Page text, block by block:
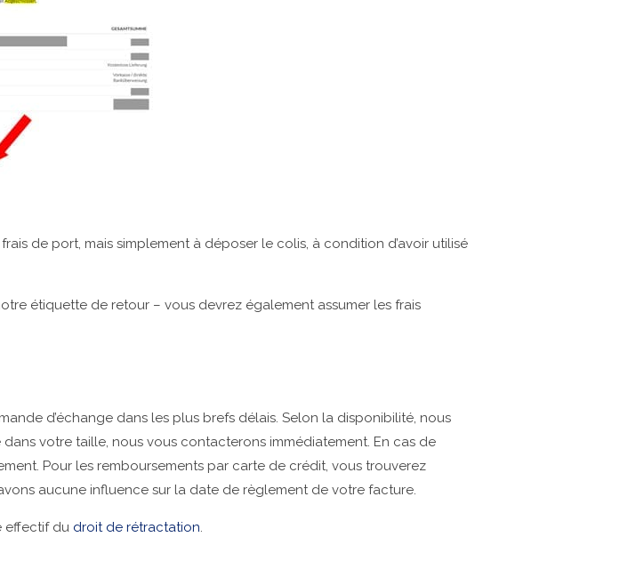
de port, mais simplement à déposer le colis, à condition d’avoir utilisé
étiquette de retour – vous devrez également assumer les frais
d’échange dans les plus brefs délais. Selon la disponibilité, nous
votre taille, nous vous contacterons immédiatement. En cas de
Pour les remboursements par carte de crédit, vous trouverez
aucune influence sur la date de règlement de votre facture.
effectif du droit de rétractation.